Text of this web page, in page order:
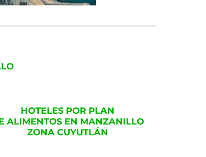
HOTELES POR PLAN
ALIMENTOS EN MANZANILLO
ZONA CUYUTLÁN